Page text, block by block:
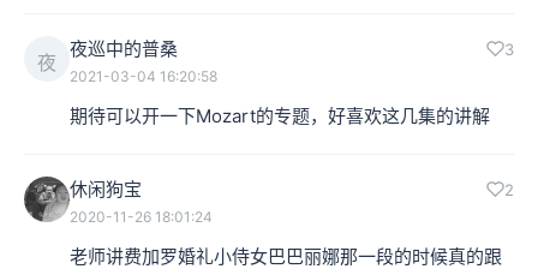
夜
夜巡中的普桑 3
2021-03-04 16:20:58
期待可以开一下Mozart的专题，好喜欢这几集的讲解
休闲狗宝 2
2020-11-26 18:01:24
老师讲费加罗婚礼小侍女巴巴丽娜那一段的时候真的跟